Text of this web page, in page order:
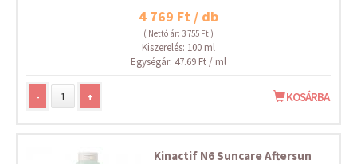
4 769 Ft / db
( Nettó ár: 3 755 Ft )
Kiszerelés: 100 ml
Egységár: 47.69 Ft / ml
- + KOSÁRBA
Kinactif N6 Suncare Aftersun